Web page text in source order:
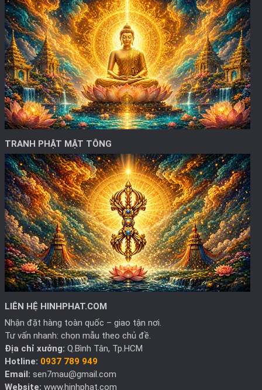
TRANH PHẬT MẬT TÔNG
LIÊN HỆ HINHPHAT.COM
Nhận đặt hàng toàn quốc – giao tận nơi.
Tư vấn nhanh: chọn mẫu theo chủ đề.
Địa chỉ xưởng: Q.Bình Tân, Tp.HCM
Hotline: 0937 789 949
Email: sen7mau@gmail.com
Website: www.hinhphat.com